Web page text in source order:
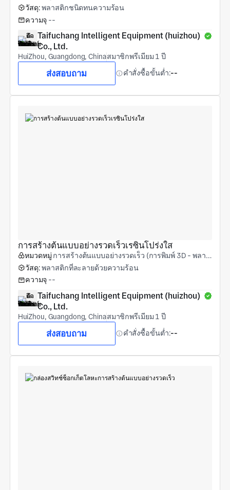
วัสดุ: พลาสติกชนิดทนความร้อน
ความจุ --
Taifuchang Intelligent Equipment (huizhou)
Co., Ltd.
HuiZhou, Guangdong, Chinaสมาชิกพรีเมียม 1 ปี
ส่งสอบถาม คำสั่งซื้อขั้นต่ำ:--
การสร้างต้นแบบอย่างรวดเร็วเรซินโปร่งใส
หมวดหมู่ การสร้างต้นแบบอย่างรวดเร็ว (การพิมพ์ 3D - พลาสติก)
วัสดุ: พลาสติกที่ละลายด้วยความร้อน
ความจุ --
Taifuchang Intelligent Equipment (huizhou)
Co., Ltd.
HuiZhou, Guangdong, Chinaสมาชิกพรีเมียม 1 ปี
ส่งสอบถาม คำสั่งซื้อขั้นต่ำ:--